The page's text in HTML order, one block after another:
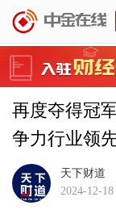
再度夺得冠
争力行业领
天下财道
2024-12-